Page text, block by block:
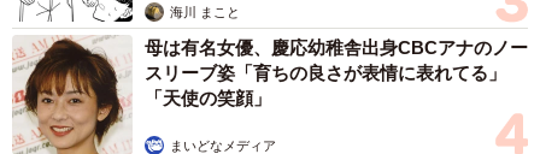
海川 まこと
母は有名女優、慶応幼稚舎出身CBCアナのノー
スリーブ姿「育ちの良さが表情に表れてる」
「天使の笑顔」
まいどなメディア